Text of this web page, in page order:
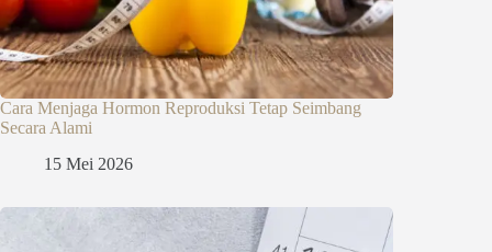
Cara Menjaga Hormon Reproduksi Tetap Seimbang
Secara Alami
15 Mei 2026